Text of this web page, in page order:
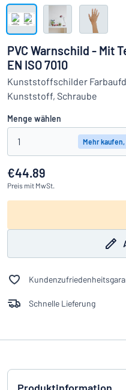
Das Gesuchte nicht gefunden?
Alle Kategorien anzeigen
Einloggen
Kundenservice
Privat / Firma
PVC Warnschild - Mit
EN ISO 7010
Kunststoffschilder
Kunststoff, Schraube
Menge wählen
1 Mehr
€44.89
Preis mit MwSt.
Schnelle Lieferung